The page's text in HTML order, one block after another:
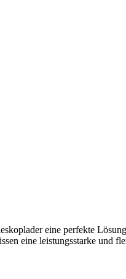
eine perfekte
eine leistungsstarke und